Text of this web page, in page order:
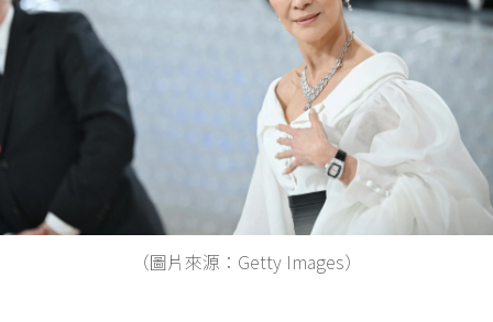
（圖片來源：Getty Images）